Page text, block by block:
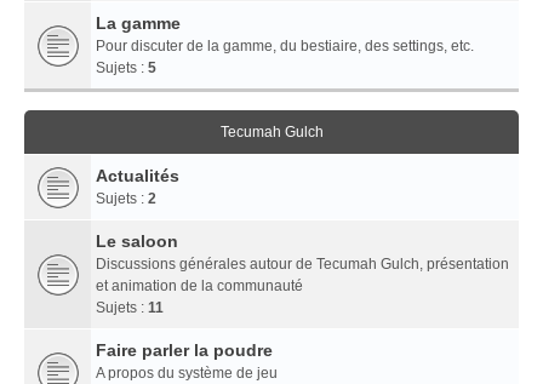
La gamme
Pour discuter de la gamme, du bestiaire, des settings, etc.
Sujets : 5
Tecumah Gulch
Actualités
Sujets : 2
Le saloon
Discussions générales autour de Tecumah Gulch, présentation
et animation de la communauté
Sujets : 11
Faire parler la poudre
A propos du système de jeu